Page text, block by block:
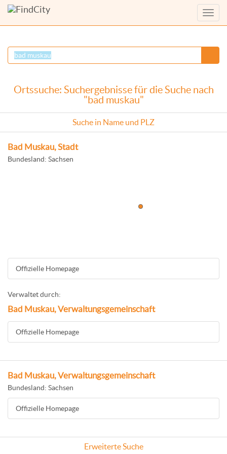
Menü
Ortssuche: Suchergebnisse für die Suche nach
"bad muskau"
Suche in Name und PLZ
Bad Muskau, Stadt
Bundesland: Sachsen
Offizielle Homepage
Verwaltet durch:
Bad Muskau, Verwaltungsgemeinschaft
Offizielle Homepage
Bad Muskau, Verwaltungsgemeinschaft
Bundesland: Sachsen
Offizielle Homepage
Erweiterte Suche